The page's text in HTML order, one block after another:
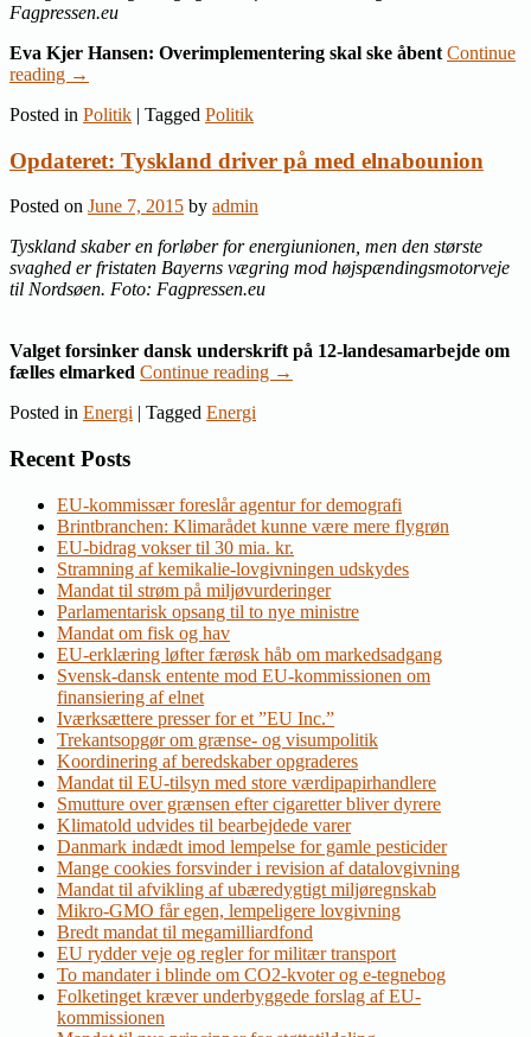
Fagpressen.eu
Eva Kjer Hansen: Overimplementering skal ske åbent Continue
reading →
Posted in Politik | Tagged Politik
Opdateret: Tyskland driver på med elnabounion
Posted on June 7, 2015 by admin
Tyskland skaber en forløber for energiunionen, men den største
svaghed er fristaten Bayerns vægring mod højspændingsmotorveje
til Nordsøen. Foto: Fagpressen.eu
Valget forsinker dansk underskrift på 12-landesamarbejde om
fælles elmarked Continue reading →
Posted in Energi Tagged Energi
Recent Posts
EU-kommissær foreslår agentur for demografi
Brintbranchen: Klimarådet kunne være mere flygrøn
EU-bidrag vokser til 30 mia. kr.
Stramning af kemikalie-lovgivningen udskydes
Mandat til strøm på miljøvurderinger
Parlamentarisk opsang til to nye ministre
Mandat om fisk og hav
EU-erklæring løfter færøsk håb om markedsadgang
Svensk-dansk entente mod EU-kommissionen om
finansiering af elnet
Iværksættere presser for et ”EU Inc.”
Trekantsopgør om grænse- og visumpolitik
Koordinering af beredskaber opgraderes
Mandat til EU-tilsyn med store værdipapirhandlere
Smutture over grænsen efter cigaretter bliver dyrere
Klimatold udvides til bearbejdede varer
Danmark indædt imod lempelse for gamle pesticider
Mange cookies forsvinder i revision af datalovgivning
Mandat til afvikling af ubæredygtigt miljøregnskab
Mikro-GMO får egen, lempeligere lovgivning
Bredt mandat til megamilliardfond
EU rydder veje og regler for militær transport
To mandater i blinde om CO2-kvoter og e-tegnebog
Folketinget kræver underbyggede forslag af EU-
kommissionen